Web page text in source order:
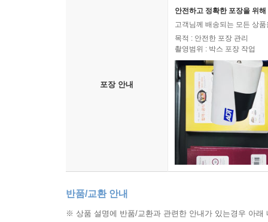
물음이야말로 바로 이 개념 자체를 진지하게 숙
것을 판에 박힌 구호로 격하시키는 일일 따름입
의 제약 그리고 자유의 문제틀이라는 계기들을
이해하길 희망합니다. 자유로워지려는 자는, 자
다. 반면 자유 자체에 대한 호소는 이미 그 자체
율성과 종속의 계기를 내포하고 있습니다.
이러한 충동적인 것과 더불어 자유는 경험에 도
연도 아니며, 우리는 우리 자신이라고 느낍니다.
신의 합리성에 의해 차단된 객체의 영역 속으로
하게 관찰할 수 있는바, 그리고 여러분은 스스로
포장 안내
안전하고 정확한 포장을 위
고객님께 배송되는 모든 상
목적 : 안전한 포장 관리
촬영범위 : 박스 포장 작업
반품/교환 안내
※ 상품 설명에 반품/교환과 관련한 안내가 있는경우 아